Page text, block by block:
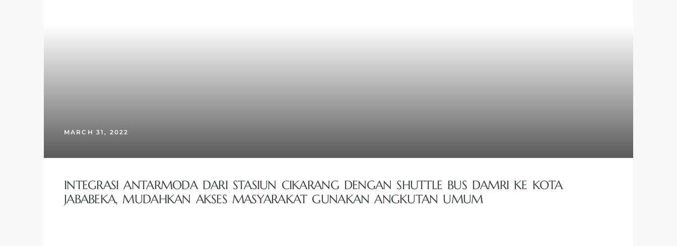
MARCH 31, 2022
INTEGRASI ANTARMODA DARI STASIUN CIKARANG DENGAN SHUTTLE BUS DAMRI KE KOTA
JABABEKA, MUDAHKAN AKSES MASYARAKAT GUNAKAN ANGKUTAN UMUM